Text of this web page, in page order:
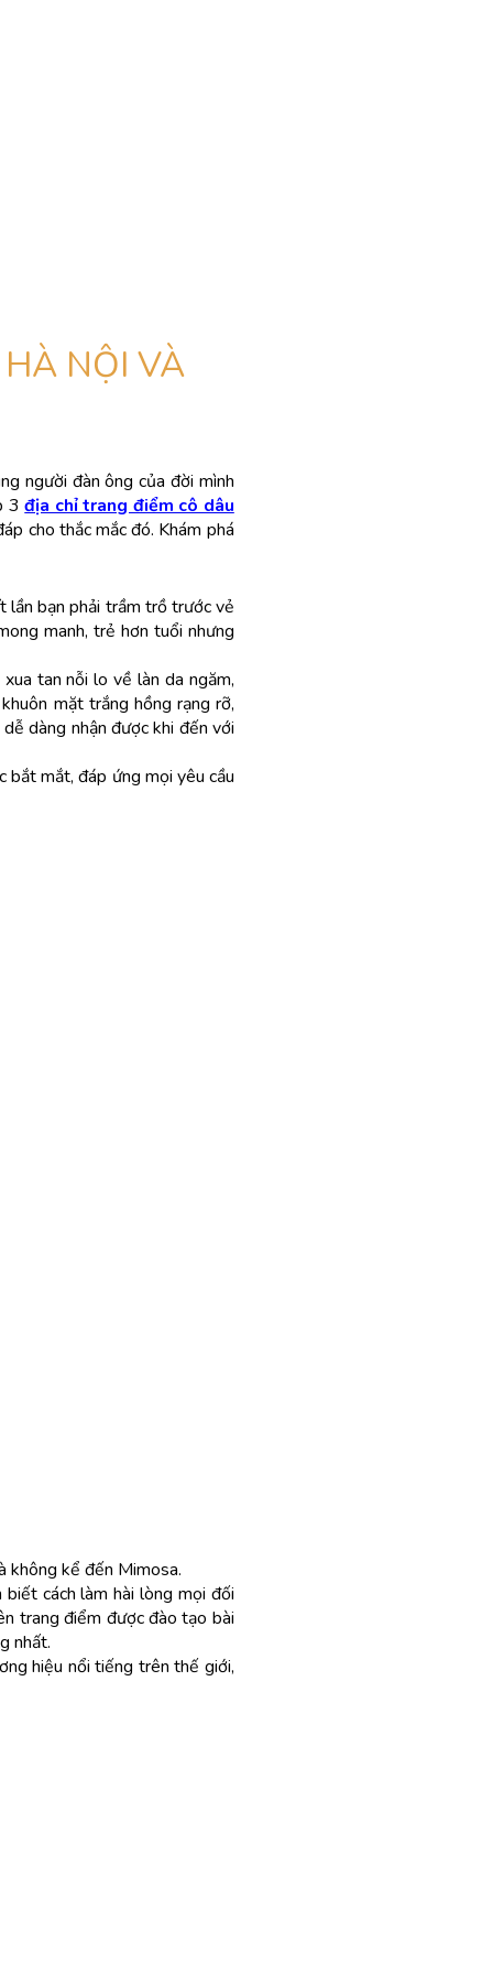
NỘI VÀ
người đàn ông của đời mình
3địa chỉ trang điểm cô dâu
cho thắc mắc đó. Khám phá
lần bạn phải trầm trồ trước vẻ
manh, trẻ hơn tuổi nhưng
tan nỗi lo về làn da ngăm,
mặt trắng hồng rạng rỡ,
dàng nhận được khi đến với
bắt mắt, đáp ứng mọi yêu cầu
không kể đến Mimosa.
cách làm hài lòng mọi đối
trang điểm được đào tạo bài
nhất.
hiệu nổi tiếng trên thế giới,